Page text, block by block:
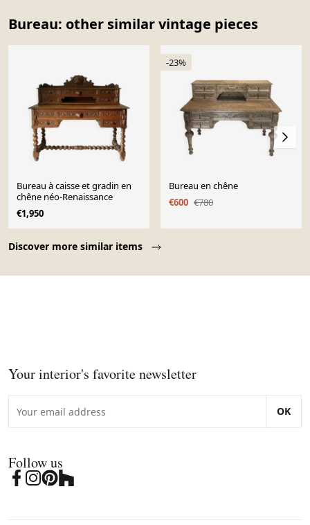
Bureau: other similar vintage pieces
Discover more similar items
Bureau à caisse et gradin en
chêne néo-Renaissance
€1,950
-23%
Bureau en chêne
€600 €780
Your interior's favorite newsletter
OK
Follow us